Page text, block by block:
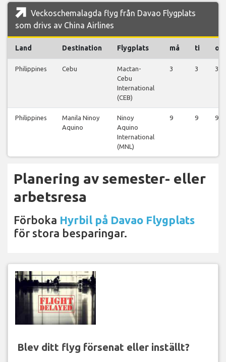
Veckoschemalagda flyg från Davao Flygplats
som drivs av China Airlines
Land Destination Flygplats må ti on
Philippines Cebu
Mactan-
Cebu
International
(CEB)
3 3 3
Philippines
Manila Ninoy
Aquino
Ninoy
Aquino
International
(MNL)
9 9 9
Planering av semester- eller
arbetsresa
Förboka Hyrbil på Davao Flygplats
för stora besparingar.
Blev ditt flyg försenat eller inställt?